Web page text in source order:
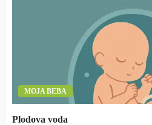
MOJA BEBA
Plodova voda